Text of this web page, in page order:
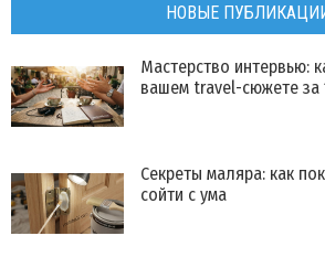
НОВЫЕ
Мастерство интервью:
вашем travel-сюжете за
Секреты маляра: как
сойти с ума